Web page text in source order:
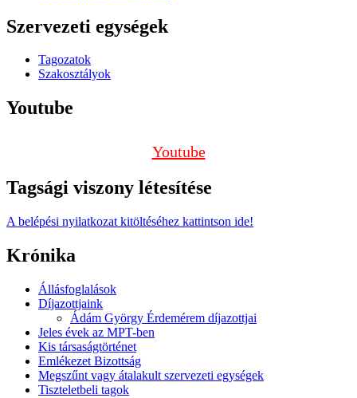
Szervezeti egységek
Tagozatok
Szakosztályok
Youtube
Youtube
Tagsági viszony létesítése
A belépési nyilatkozat kitöltéséhez kattintson ide!
Krónika
Állásfoglalások
Díjazottjaink
Ádám György Érdemérem díjazottjai
Jeles évek az MPT-ben
Kis társaságtörténet
Emlékezet Bizottság
Megszűnt vagy átalakult szervezeti egységek
Tiszteletbeli tagok